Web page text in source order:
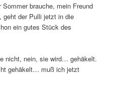
brauche, mein Freund
geht der Pulli jetzt in die
ein gutes Stück des
nicht, nein, sie wird… gehäkelt.
gehäkelt… muß ich jetzt